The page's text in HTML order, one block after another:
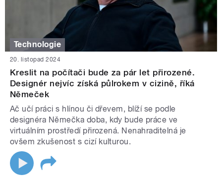
Technologie
20. listopad 2024
Kreslit na počítači bude za pár let přirozené.
Designér nejvíc získá půlrokem v cizině, říká
Němeček
Ač učí práci s hlínou či dřevem, blíží se podle
designéra Němečka doba, kdy bude práce ve
virtuálním prostředí přirozená. Nenahraditelná je
ovšem zkušenost s cizí kulturou.